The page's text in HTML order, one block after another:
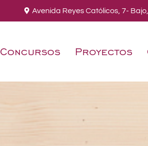
Avenida Reyes Católicos, 7-
Concursos Proyectos